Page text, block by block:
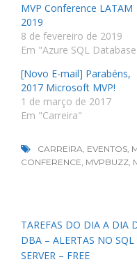
MVP Conference LATAM
2019
8 de fevereiro de 2019
Em "Azure SQL
[Novo E-mail] Parabéns,
2017 Microsoft MVP!
1 de março de 2017
Em "Carreira"
CARREIRA EVENTOS
CONFERENCE MVPBUZZ
Navegação
de
Post
TAREFAS DO DIA A DIA
DBA – ALERTAS NO SQL
SERVER – FREE